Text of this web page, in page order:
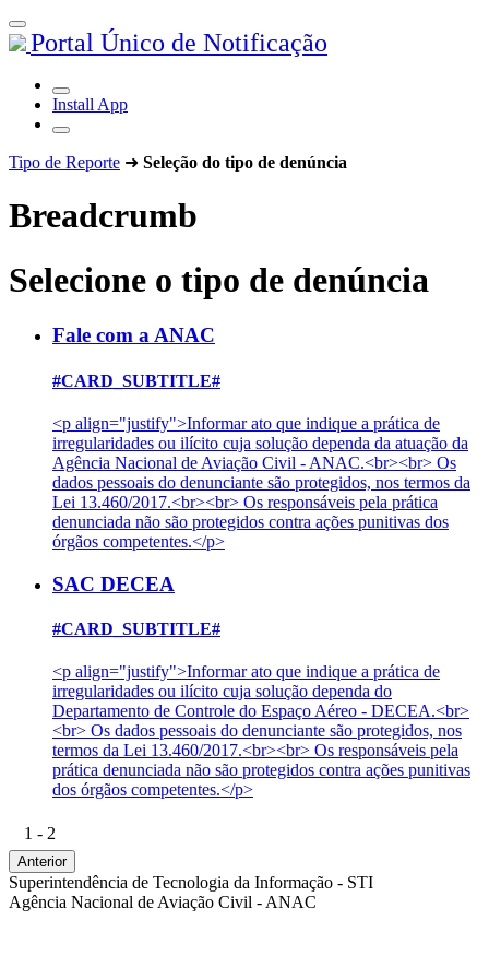
Portal Único de Notificação
Install App
Tipo de Reporte ➜ Seleção do tipo de denúncia
Breadcrumb
Selecione o tipo de denúncia
Fale com a ANAC
#CARD_SUBTITLE#
<p align="justify">Informar ato que indique a prática de
irregularidades ou ilícito cuja solução dependa da atuação da
Agência Nacional de Aviação Civil - ANAC.<br><br> Os
dados pessoais do denunciante são protegidos, nos termos da
Lei 13.460/2017.<br><br> Os responsáveis pela prática
denunciada não são protegidos contra ações punitivas dos
órgãos competentes.</p>
SAC DECEA
#CARD_SUBTITLE#
<p align="justify">Informar ato que indique a prática de
irregularidades ou ilícito cuja solução dependa do
Departamento de Controle do Espaço Aéreo - DECEA.<br>
<br> Os dados pessoais do denunciante são protegidos, nos
termos da Lei 13.460/2017.<br><br> Os responsáveis pela
prática denunciada não são protegidos contra ações punitivas
dos órgãos competentes.</p>
1 - 2
Anterior
Superintendência de Tecnologia da Informação - STI
Agência Nacional de Aviação Civil - ANAC